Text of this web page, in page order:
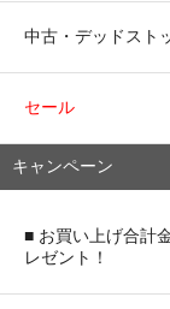
中古・デッドスト
セール
キャンペーン
■ お買い上げ合計
レゼント！